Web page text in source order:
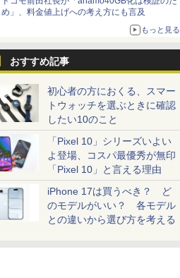
め」、料金値上げへの考え方にも言及
もっと見る
おすすめ記事
初心者の方におくる、スマー
トウォッチを選ぶときに確認
したい10のこと
「Pixel 10」シリーズいよい
よ登場、コスパ最優秀が無印
「Pixel 10」と言える理由
iPhone 17は買うべき？ ど
のモデルがいい？ 各モデル
との違いから選び方を考える